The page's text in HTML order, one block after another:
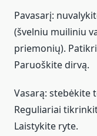
Pavasarį:
(švelniu muiliniu
priemonių).
Paruoškite dirvą.
Vasarą: stebėkite
Reguliariai
Laistykite ryte.